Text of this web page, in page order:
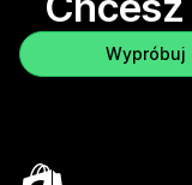
Wypróbuj